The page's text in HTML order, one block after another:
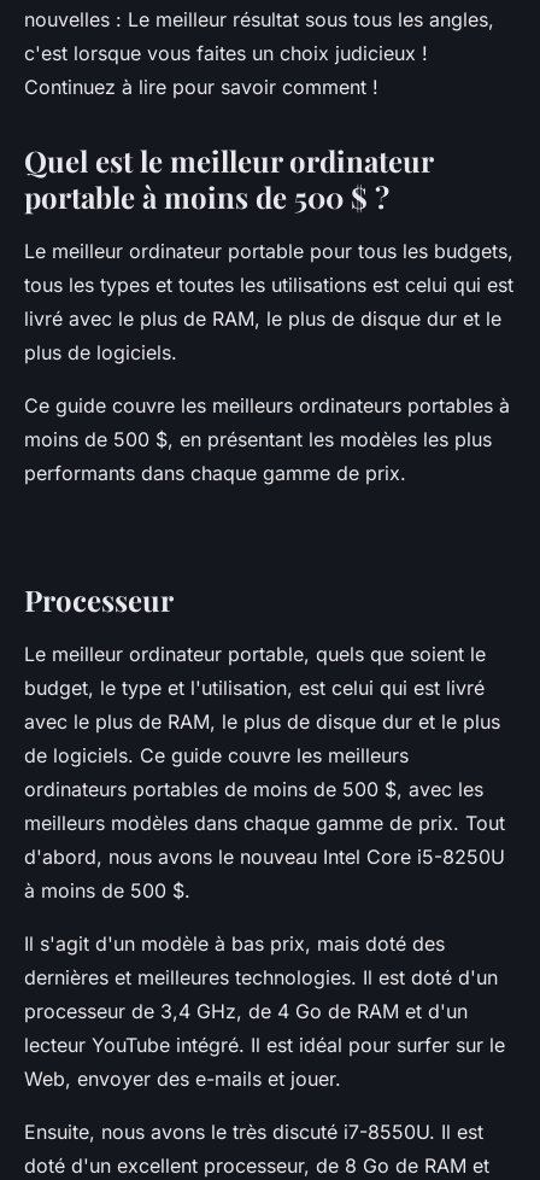
nouvelles : Le meilleur résultat sous tous les angles,
c'est lorsque vous faites un choix judicieux !
Continuez à lire pour savoir comment !
Quel est le meilleur ordinateur
portable à moins de 500 $ ?
Le meilleur ordinateur portable pour tous les budgets,
tous les types et toutes les utilisations est celui qui est
livré avec le plus de RAM, le plus de disque dur et le
plus de logiciels.
Ce guide couvre les meilleurs ordinateurs portables à
moins de 500 $, en présentant les modèles les plus
performants dans chaque gamme de prix.
Processeur
Le meilleur ordinateur portable, quels que soient le
budget, le type et l'utilisation, est celui qui est livré
avec le plus de RAM, le plus de disque dur et le plus
de logiciels. Ce guide couvre les meilleurs
ordinateurs portables de moins de 500 $, avec les
meilleurs modèles dans chaque gamme de prix. Tout
d'abord, nous avons le nouveau Intel Core i5-8250U
à moins de 500 $.
Il s'agit d'un modèle à bas prix, mais doté des
dernières et meilleures technologies. Il est doté d'un
processeur de 3,4 GHz, de 4 Go de RAM et d'un
lecteur YouTube intégré. Il est idéal pour surfer sur le
Web, envoyer des e-mails et jouer.
Ensuite, nous avons le très discuté i7-8550U. Il est
doté d'un excellent processeur, de 8 Go de RAM et